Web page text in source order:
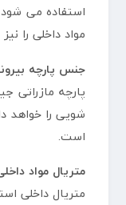
استفاده می
مواد داخلی را
جنس پارچه
پارچه مازراتی
شویی را خواهد
است.
متریال مواد
متریال داخلی